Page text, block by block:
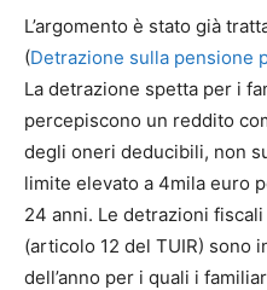
L’argomento è stato già
(Detrazione sulla pensione
La detrazione spetta per i
percepiscono un reddito
degli oneri deducibili, non
limite elevato a 4mila euro
24 anni. Le detrazioni
(articolo 12 del TUIR) sono
dell’anno per i quali i